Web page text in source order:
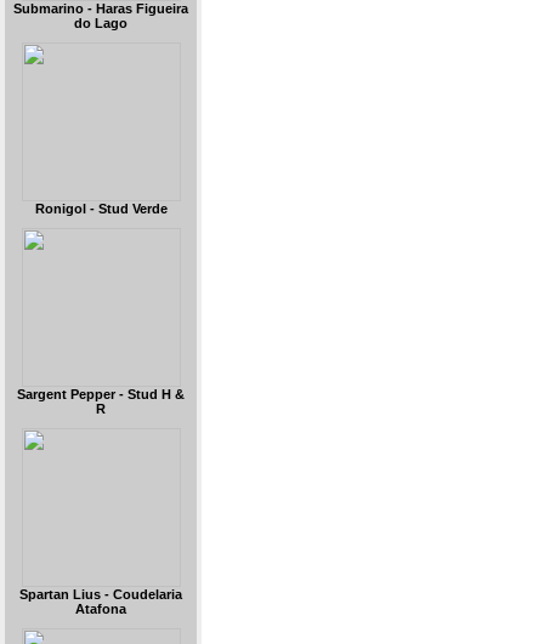
Submarino - Haras Figueira
do Lago
Ronigol - Stud Verde
Sargent Pepper - Stud H &
R
Spartan Lius - Coudelaria
Atafona